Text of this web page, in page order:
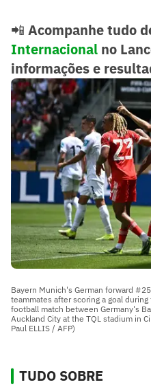
📲 Acompanhe tudo
Internacional no
informações e
Bayern Munich's German forward
teammates after scoring a goal
football match between Germany's
Auckland City at the TQL stadium in
Paul ELLIS / AFP)
TUDO SOBRE